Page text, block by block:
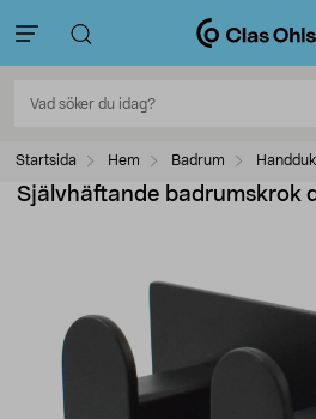
Startsida Hem Badrum
Självhäftande badrumskrok